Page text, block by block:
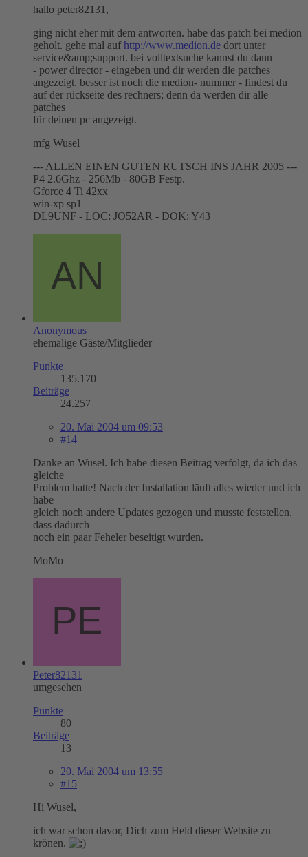
hallo peter82131,
ging nicht eher mit dem antworten. habe das patch bei medion
geholt. gehe mal auf http://www.medion.de dort unter
service&amp;support. bei volltextsuche kannst du dann
- power director - eingeben und dir werden die patches
angezeigt. besser ist noch die medion- nummer - findest du
auf der rückseite des rechners; denn da werden dir alle
patches
für deinen pc angezeigt.
mfg Wusel
--- ALLEN EINEN GUTEN RUTSCH INS JAHR 2005 ---
P4 2.6Ghz - 256Mb - 80GB Festp.
Gforce 4 Ti 42xx
win-xp sp1
DL9UNF - LOC: JO52AR - DOK: Y43
Anonymous
ehemalige Gäste/Mitglieder
Punkte
135.170
Beiträge
24.257
20. Mai 2004 um 09:53
#14
Danke an Wusel. Ich habe diesen Beitrag verfolgt, da ich das
gleiche
Problem hatte! Nach der Installation läuft alles wieder und ich
habe
gleich noch andere Updates gezogen und musste feststellen,
dass dadurch
noch ein paar Feheler beseitigt wurden.
MoMo
Peter82131
umgesehen
Punkte
80
Beiträge
13
20. Mai 2004 um 13:55
#15
Hi Wusel,
ich war schon davor, Dich zum Held dieser Website zu
krönen.